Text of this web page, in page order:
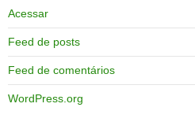
Acessar
Feed de posts
Feed de comentários
WordPress.org